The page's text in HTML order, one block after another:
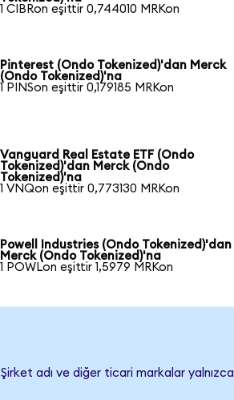
1 CIBRon eşittir 0,744010 MRKon
Pinterest (Ondo Tokenized)'dan Merck
(Ondo Tokenized)'na
1 PINSon eşittir 0,179185 MRKon
Vanguard Real Estate ETF (Ondo
Tokenized)'dan Merck (Ondo
Tokenized)'na
1 VNQon eşittir 0,773130 MRKon
Powell Industries (Ondo Tokenized)'dan
Merck (Ondo Tokenized)'na
1 POWLon eşittir 1,5979 MRKon
adı ve diğer ticari markalar yalnızca